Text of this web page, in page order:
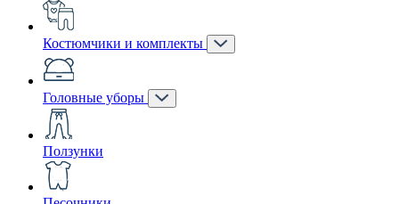
Костюмчики и комплекты
Головные уборы
Ползунки